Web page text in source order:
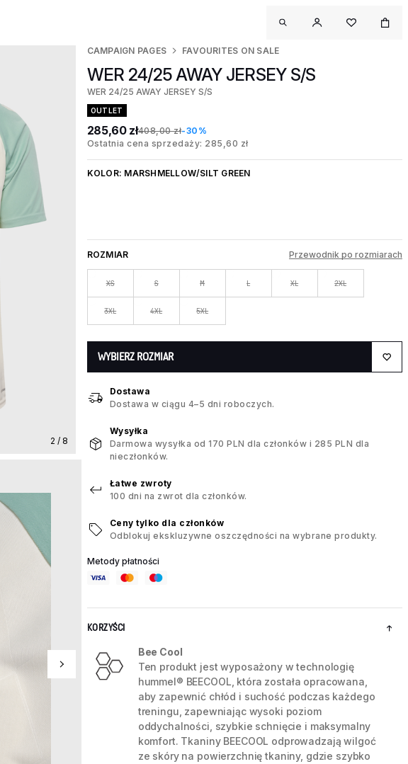
2 / 8
CAMPAIGN PAGES FAVOURITES ON SALE
WER 24/25 AWAY JERSEY S/S
WER 24/25 AWAY JERSEY S/S
OUTLET
285,60 zł408,00 zł-30%
Ostatnia cena sprzedaży: 285,60 zł
KOLOR: MARSHMELLOW/SILT GREEN
ROZMIAR Przewodnik po rozmiarach
XS S M L XL 2XL
3XL 4XL 5XL
WYBIERZ ROZMIAR
Dostawa
Dostawa w ciągu 4–5 dni roboczych.
Wysyłka
Darmowa wysyłka od 170 PLN dla członków i 285 PLN dla
nieczłonków.
Łatwe zwroty
100 dni na zwrot dla członków.
Ceny tylko dla członków
Odblokuj ekskluzywne oszczędności na wybrane produkty.
Metody płatności
KORZYŚCI
Bee Cool
Ten produkt jest wyposażony w technologię
hummel® BEECOOL, która została opracowana,
aby zapewnić chłód i suchość podczas każdego
treningu, zapewniając wysoki poziom
oddychalności, szybkie schnięcie i maksymalny
komfort. Tkaniny BEECOOL odprowadzają wilgoć
ze skóry na powierzchnię tkaniny, gdzie szybko